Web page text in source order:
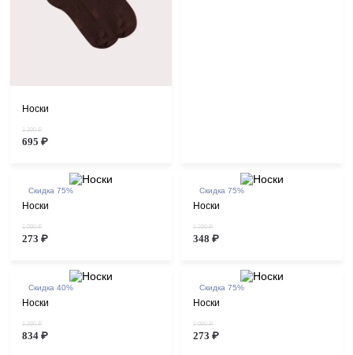
Носки
1 390 ₽
695 ₽
Скидка 75%
Носки
1 090 ₽
273 ₽
Скидка 75%
Носки
1 390 ₽
348 ₽
Скидка 40%
Носки
1 390 ₽
834 ₽
Скидка 75%
Носки
1 090 ₽
273 ₽